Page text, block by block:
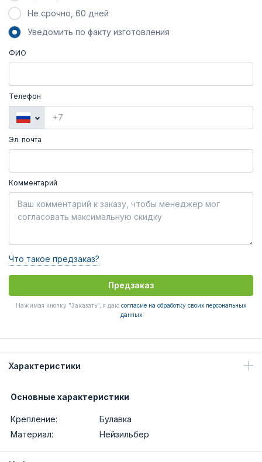
Не срочно, 60 дней
Уведомить по факту изготовления
ФИО
Телефон
Эл. почта
Комментарий
Что такое предзаказ?
Предзаказ
Нажимая кнопку "Заказать", я даю согласие на обработку своих персональных
данных
Характеристики
Основные характеристики
Крепление:
Булавка
Материал:
Нейзильбер